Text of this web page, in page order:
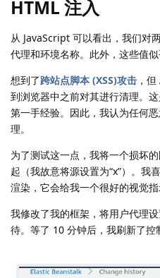
HTML 注入
从 JavaScript 可以看出，我们对
代理和环境名称。此外，这些值
想到了跨站点脚本 (XSS)攻击 ，
到浏览器中之前对其进行清理。
第一手经验。因此，我认为任何
理。
为了测试这一点，我将一个损坏
起（我故意将源设置为“x”）。我
渲染，它会给我一个很好的视觉
我修改了我的框架，将用户代理
待。等了 10 分钟后，我刷新了控